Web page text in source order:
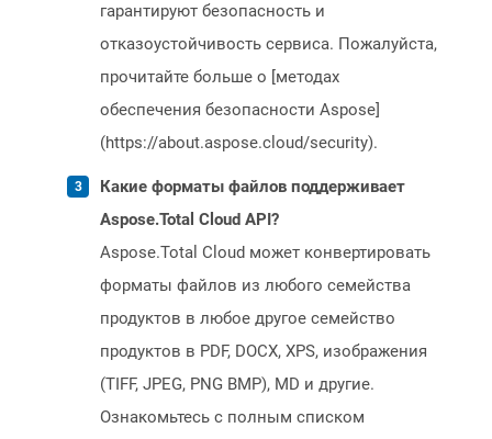
гарантируют безопасность и
отказоустойчивость сервиса. Пожалуйста,
прочитайте больше о [методах
обеспечения безопасности Aspose]
(https://about.aspose.cloud/security).
Какие форматы файлов поддерживает
Aspose.Total Cloud API?
Aspose.Total Cloud может конвертировать
форматы файлов из любого семейства
продуктов в любое другое семейство
продуктов в PDF, DOCX, XPS, изображения
(TIFF, JPEG, PNG BMP), MD и другие.
Ознакомьтесь с полным списком